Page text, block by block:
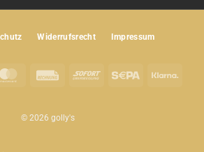
Widerrufsrecht Impressum
MasterCardRechungSofort Sepa
© 2026 golly's